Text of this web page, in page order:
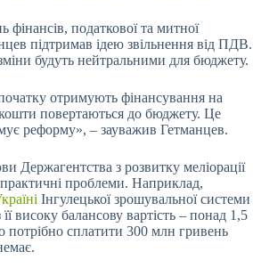
фінансів, податкової та митної
підтримав ідею звільнення від ПДВ.
будуть нейтральними для бюджету.
отримують фінансування на
повертаються до бюджету. Це
реформу», – зауважив Гетманцев.
Держагентства з розвитку меліорації
проблеми. Наприклад,
Інгулецької зрошувальної системи
високу балансову вартість – понад 1,5
потрібно сплатити 300 млн гривень